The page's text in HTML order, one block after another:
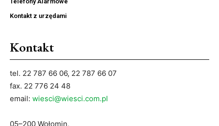
Kontakt z urzędami
Kontakt
tel. 22 787 66 06, 22 787 66 07
fax. 22 776 24 48
email: wiesci@wiesci.com.pl
05–200 Wołomin,